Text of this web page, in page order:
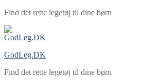
Spring
indhold
Menu
Luk
Find det rette legetøj til dine børn
GodLeg.DK
Find det rette legetøj til dine børn